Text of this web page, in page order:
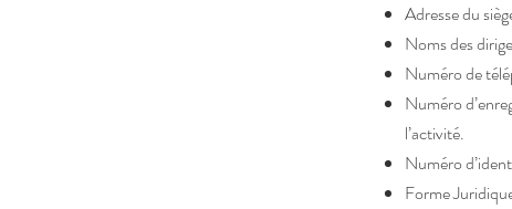
Adresse du
Noms des
Numéro de
Numéro
l’activité.
Numéro
Forme